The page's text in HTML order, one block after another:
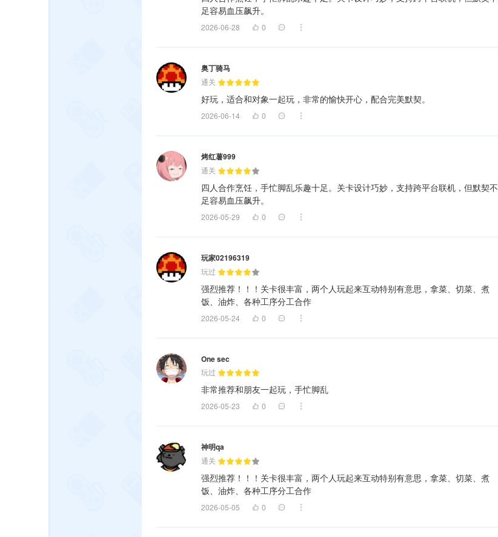
足容易血压飙升。
2026-06-28 0
奥丁骑马
通关
好玩，适合和对象一起玩，非常的愉快开心，配合完美默契。
2026-06-14 0
烤红薯999
通关
四人合作烹饪，手忙脚乱乐趣十足。关卡设计巧妙，支持跨平台联机，但默契不
足容易血压飙升。
2026-05-29 0
玩家02196319
玩过
强烈推荐！！！关卡很丰富，两个人玩起来互动特别有意思，拿菜、切菜、煮
饭、油炸、各种工序分工合作
2026-05-24 0
One sec
玩过
非常推荐和朋友一起玩，手忙脚乱
2026-05-23 0
神明qa
通关
强烈推荐！！！关卡很丰富，两个人玩起来互动特别有意思，拿菜、切菜、煮
饭、油炸、各种工序分工合作
2026-05-05 0